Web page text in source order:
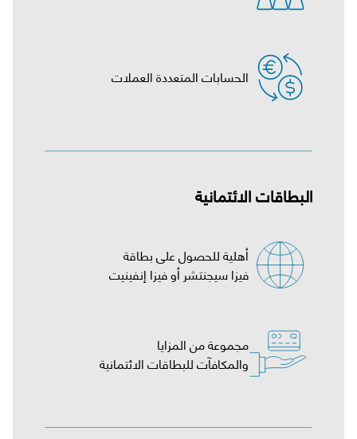
الحسابات المتعددة العملات
البطاقات الائتمانية
فيزا سيجنتشر أو فيزا إنفينيت
والمكافآت للبطاقات الائتمانية